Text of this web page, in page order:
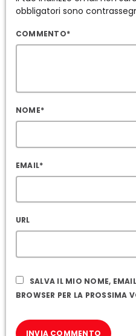
obbligatori sono
COMMENTO*
NOME*
EMAIL*
URL
SALVA IL MIO NOME,
BROWSER PER LA PROSSIMA